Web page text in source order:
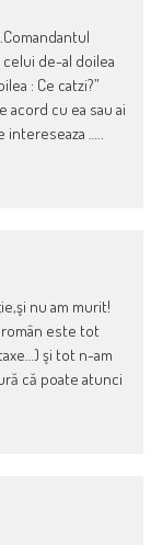
celui de-al doilea
: Ce catzi?”
acord cu ea sau ai
…..
nu am murit!
este tot
şi tot n-am
că poate atunci